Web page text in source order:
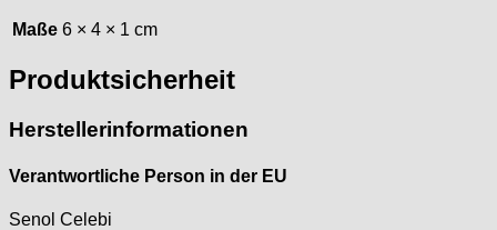
ISA
Junghans
KF Grana
Maße 6 × 4 × 1 cm
Produktsicherheit
Herstellerinformationen
Verantwortliche Person in der EU
Senol Celebi